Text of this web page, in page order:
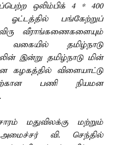
ஒலிம்பிக் 4 * 400
பங்கேற்றுப்
வீராங்கணைகளையும்
தமிழ்நாடு
இன்று தமிழ்நாடு மின்
கழகத்தில் விளையாட்டு
பணி நியமன
மதுவிலக்கு மற்றும்
வி. செந்தில்